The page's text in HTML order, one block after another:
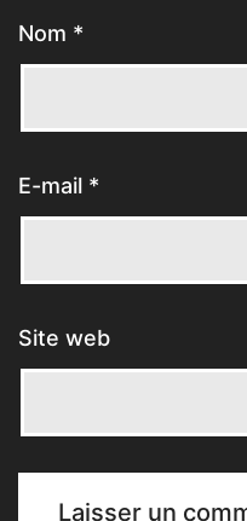
Nom *
E-mail *
Site web